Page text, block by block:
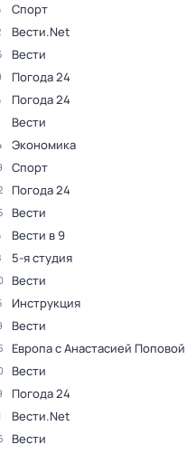
Спорт
Вести.Net
Вести
Погода 24
Погода 24
Вести
Экономика
Спорт
Погода 24
Вести
Вести в 9
5-я студия
Вести
Инструкция
Вести
Европа с Анастасией Поповой
Вести
Погода 24
Вести.Net
Вести